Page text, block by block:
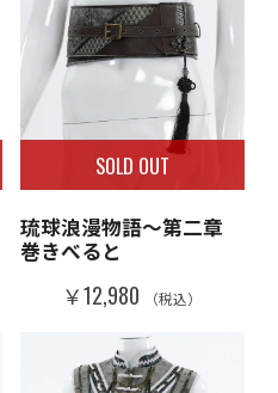
SOLD OUT
琉球浪漫物語～第二章
巻きべると
￥12,980 （税込）